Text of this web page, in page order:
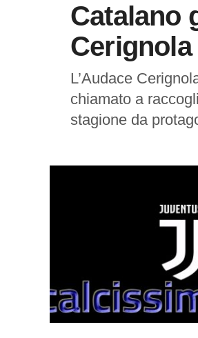
Catalano
Cerignola
L’Audace
chiamato a
stagione da